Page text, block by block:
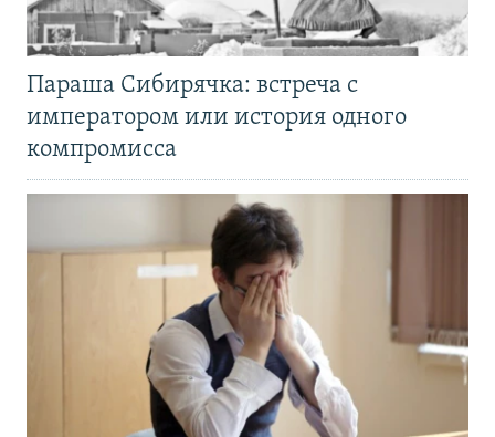
Параша Сибирячка: встреча с
императором или история одного
компромисса